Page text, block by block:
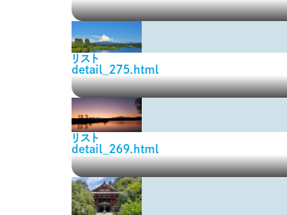
リスト
detail_275.html
リスト
detail_269.html